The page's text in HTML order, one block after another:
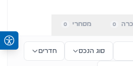
0 מסחרי 0
סוג הנכס חדרים